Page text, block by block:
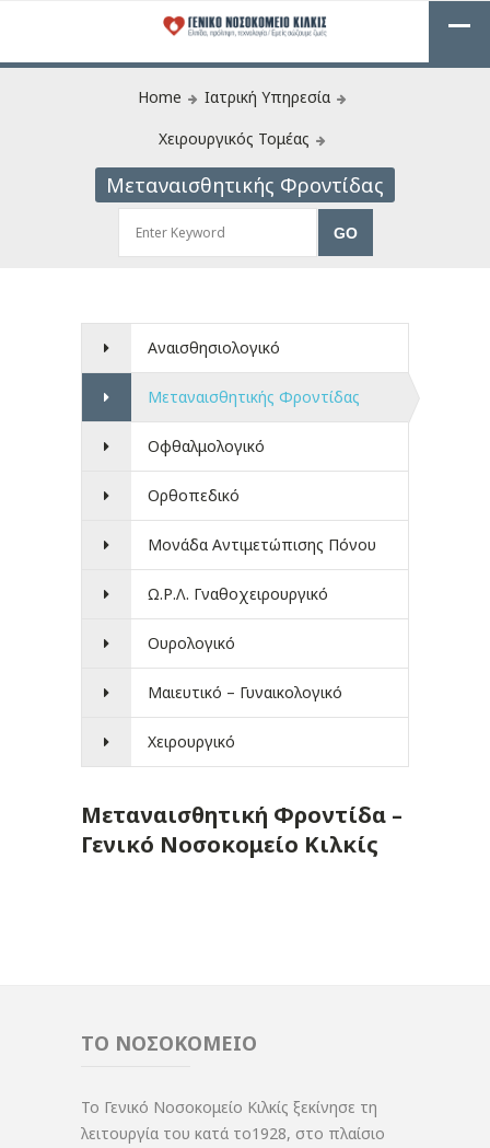
Home
Ιατρική Υπηρεσία
Χειρουργικός Τομέας
Μεταναισθητικής Φροντίδας
Αναισθησιολογικό
Μεταναισθητικής Φροντίδας
Οφθαλμολογικό
Ορθοπεδικό
Μονάδα Αντιμετώπισης Πόνου
Ω.Ρ.Λ. Γναθοχειρουργικό
Ουρολογικό
Μαιευτικό – Γυναικολογικό
Χειρουργικό
Μεταναισθητική Φροντίδα –
Γενικό Νοσοκομείο Κιλκίς
ΤΟ ΝΟΣΟΚΟΜΕΙΟ
Το Γενικό Νοσοκομείο Κιλκίς ξεκίνησε τη
λειτουργία του κατά το1928, στο πλαίσιο